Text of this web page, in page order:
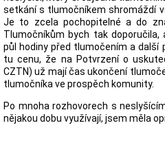
setkání s tlumočníkem shromáždí
Je to zcela pochopitelné a do
Tlumočníkům bych tak doporučila,
půl hodiny před tlumočením a další
tu cenu, že na Potvrzení o
CZTN) už mají čas ukončení
tlumočníka ve prospěch komunity.
Po mnoha rozhovorech s
nějakou dobu využívají, jsem měla